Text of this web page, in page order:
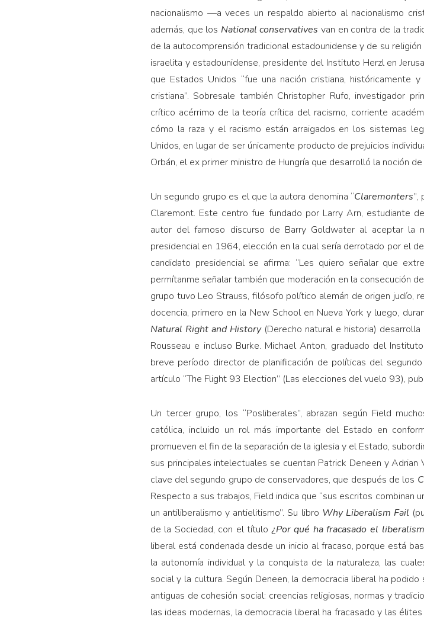
nacionalismo —a veces un respaldo abierto al nacionalismo
además, que los National conservatives van en contra de la
de la autocomprensión tradicional estadounidense y de su
israelita y estadounidense, presidente del Instituto Herzl en
que Estados Unidos “fue una nación cristiana,
cristiana”. Sobresale también Christopher Rufo, investigador
crítico acérrimo de la teoría crítica del racismo, corriente
cómo la raza y el racismo están arraigados en los sistemas
Unidos, en lugar de ser únicamente producto de prejuicios
Orbán, el ex primer ministro de Hungría que desarrolló la noción de
Un segundo grupo es el que la autora denomina “Claremonters”,
Claremont. Este centro fue fundado por Larry Arn, estudiante
autor del famoso discurso de Barry Goldwater al aceptar la
presidencial en 1964, elección en la cual sería derrotado por el
candidato presidencial se afirma: “Les quiero señalar que
permítanme señalar también que moderación en la consecución
grupo tuvo Leo Strauss, filósofo político alemán de origen judío,
docencia, primero en la New School en Nueva York y luego,
Natural Right and History(Derecho natural e historia)
Rousseau e incluso Burke. Michael Anton, graduado del
breve período director de planificación de políticas del
artículo “The Flight 93 Election” (Las elecciones del vuelo 93),
Un tercer grupo, los “Posliberales”, abrazan según Field
católica, incluido un rol más importante del Estado en
promueven el fin de la separación de la iglesia y el Estado,
sus principales intelectuales se cuentan Patrick Deneen y
clave del segundo grupo de conservadores, que después de los
Respecto a sus trabajos, Field indica que “sus escritos combinan
un antiliberalismo y antielitismo”. Su libro Why Liberalism Fail
de la Sociedad, con el título¿Por qué ha fracasado el
liberal está condenada desde un inicio al fracaso, porque está
la autonomía individual y la conquista de la naturaleza, las
social y la cultura. Según Deneen, la democracia liberal ha
antiguas de cohesión social: creencias religiosas, normas y
las ideas modernas, la democracia liberal ha fracasado y las